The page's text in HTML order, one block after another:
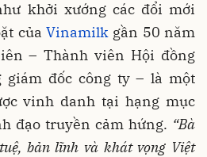
khởi xướng các đổi mới
của Vinamilk gần 50 năm
– Thành viên Hội đồng
đốc công ty – là một
vinh danh tại hạng mục
đạo truyền cảm hứng. “Bà
bản lĩnh và khát vọng Việt